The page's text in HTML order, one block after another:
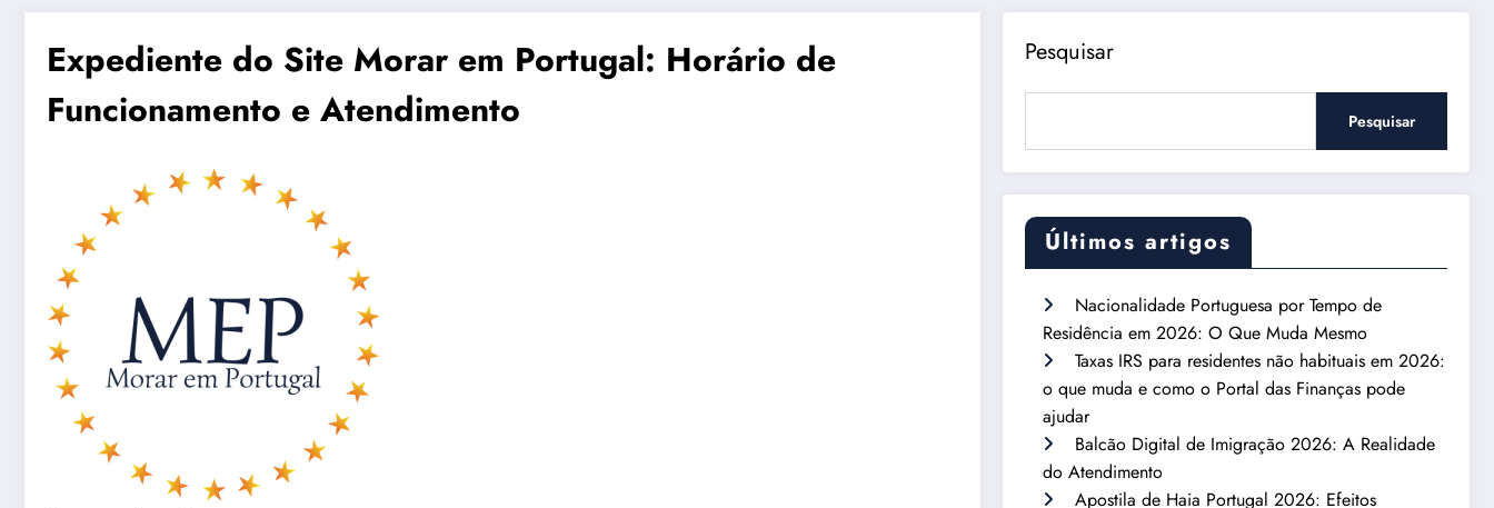
Expediente do Site Morar em Portugal: Horário de
Funcionamento e Atendimento
Pesquisar
Pesquisar
Últimos artigos
Nacionalidade Portuguesa por Tempo de
Residência em 2026: O Que Muda Mesmo
Taxas IRS para residentes não habituais em 2026:
o que muda e como o Portal das Finanças pode
ajudar
Balcão Digital de Imigração 2026: A Realidade
do Atendimento
Apostila de Haia Portugal 2026: Efeitos